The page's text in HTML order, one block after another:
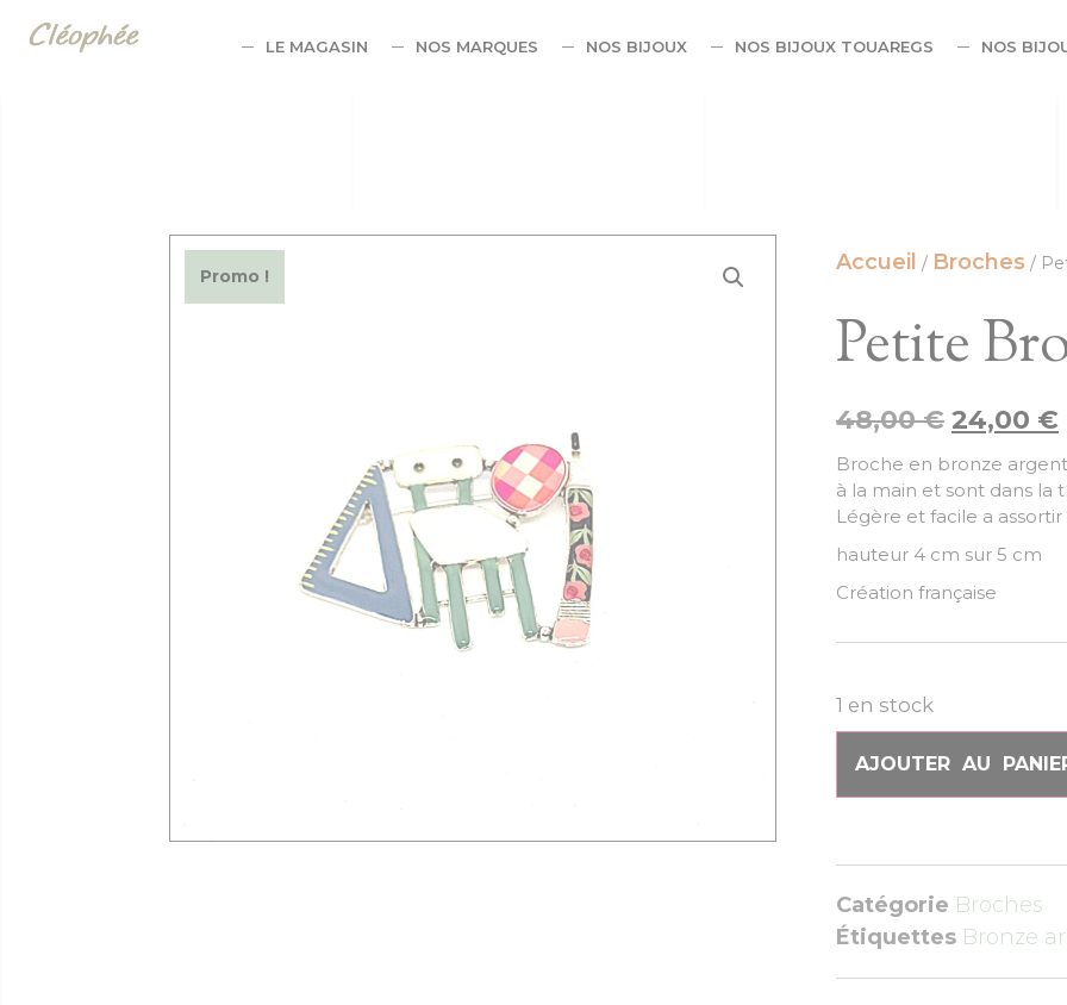
LE MAGASIN NOS MARQUES NOS BIJOUX NOS BIJOUX TOUAREGS NOS
Promo !
Accueil / Broches /
Petite
48,00€ 24,00 €
Broche en bronze
à la main et sont dans la
Légère et facile a assortir
hauteur 4 cm sur 5
Création française
1 en stock
AJOUTER AU
Catégorie Broches
Étiquettes Bronze